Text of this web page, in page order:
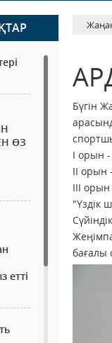
ӨЗ
етті
Бүгін
І орын
ІІ
ІІІ
"Үздік
бағалы